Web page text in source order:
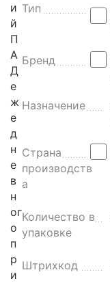
и
й
П
А
Д
е
ж
е
д
н
е
в
н
ог
о
п
р
и
Тип
Бренд
Назначение
Страна
производств
а
Количество в
упаковке
Штрихкод